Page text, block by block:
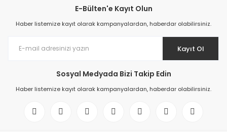
E-Bülten'e Kayıt Olun
Haber listemize kayıt olarak kampanyalardan, haberdar olabilirsiniz.
Kayıt Ol
Sosyal Medyada Bizi Takip Edin
Haber listemize kayıt olarak kampanyalardan, haberdar olabilirsiniz.